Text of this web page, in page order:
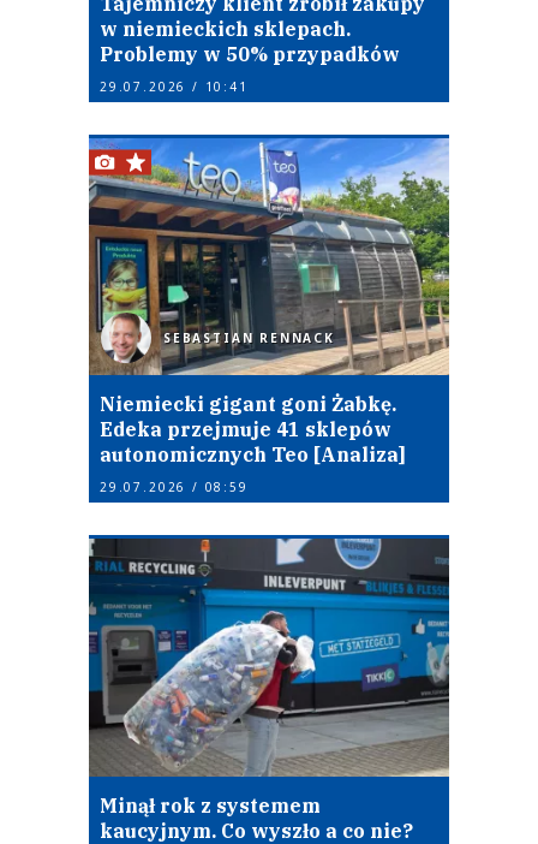
w niemieckich sklepach.
Problemy w 50% przypadków
29.07.2026 / 10:41
SEBASTIAN RENNACK
Niemiecki gigant goni Żabkę.
Edeka przejmuje 41 sklepów
autonomicznych Teo [Analiza]
29.07.2026 / 08:59
Minął rok z systemem
kaucyjnym. Co wyszło a co nie?